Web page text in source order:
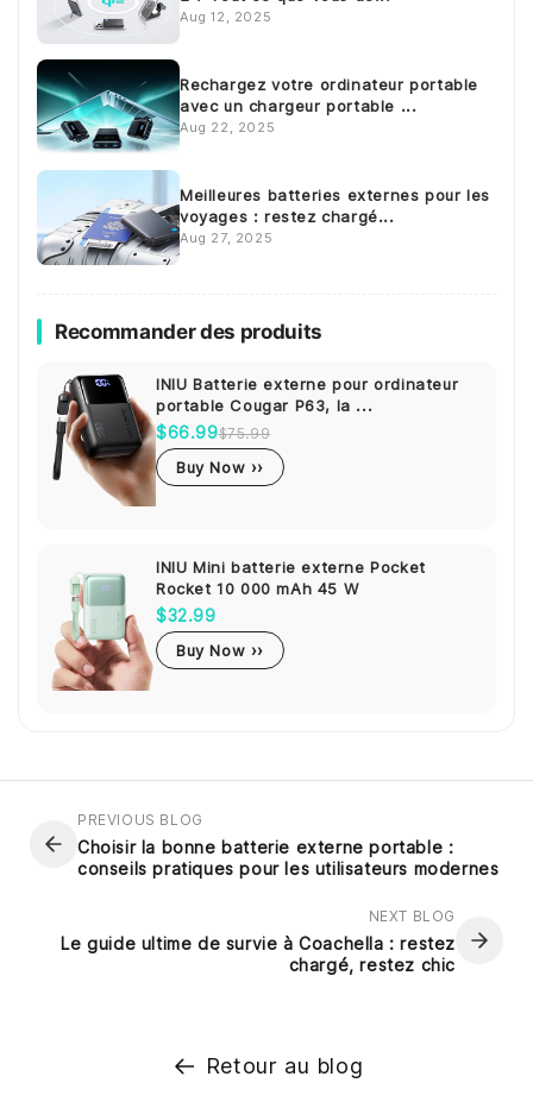
Aug 12, 2025
Rechargez votre ordinateur portable
avec un chargeur portable ...
Aug 22, 2025
Meilleures batteries externes pour les
voyages : restez chargé...
Aug 27, 2025
Recommander des produits
INIU Batterie externe pour ordinateur
portable Cougar P63, la ...
$66.99$75.99
Buy Now ››
INIU Mini batterie externe Pocket
Rocket 10 000 mAh 45 W
$32.99
Buy Now ››
PREVIOUS BLOG
Choisir la bonne batterie externe portable :
conseils pratiques pour les utilisateurs modernes
NEXT BLOG
Le guide ultime de survie à Coachella : restez
chargé, restez chic
Retour au blog